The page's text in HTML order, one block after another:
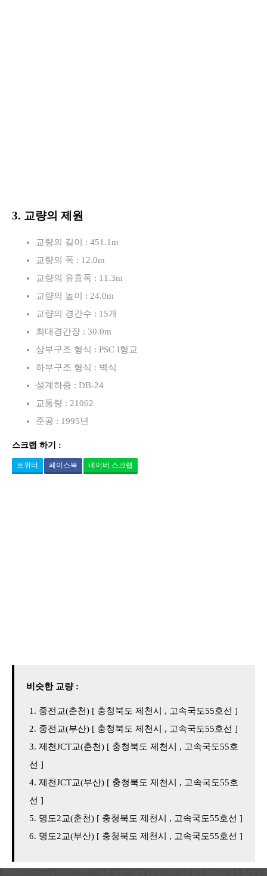
3. 교량의 제원
교량의 길이 : 451.1m
교량의 폭 : 12.0m
교량의 유효폭 : 11.3m
교량의 높이 : 24.0m
교량의 경간수 : 15개
최대경간장 : 30.0m
상부구조 형식 : PSC I형교
하부구조 형식 : 벽식
설계하중 : DB-24
교통량 : 21062
준공 : 1995년
스크랩 하기 :
트위터 페이스북 네이버 스크랩
비슷한 교량 :
중전교(춘천) [ 충청북도 제천시 , 고속국도55호선 ]
중전교(부산) [ 충청북도 제천시 , 고속국도55호선 ]
제천JCT교(춘천) [ 충청북도 제천시 , 고속국도55호
선 ]
제천JCT교(부산) [ 충청북도 제천시 , 고속국도55호
선 ]
명도2교(춘천) [ 충청북도 제천시 , 고속국도55호선 ]
명도2교(부산) [ 충청북도 제천시 , 고속국도55호선 ]